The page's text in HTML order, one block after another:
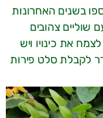
בשנים האחרונות
שוליים צהובים
את כינויו ויש
לקבלת סלט פירות